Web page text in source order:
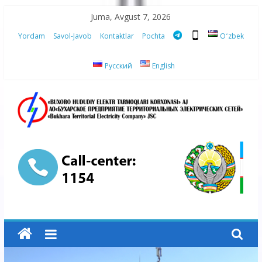
content
Juma, Avgust 7, 2026
Yordam Savol-Javob Kontaktlar Pochta Oʻzbek
Русский English
“Buxoro
hududiy
elektr
tarmoqlari